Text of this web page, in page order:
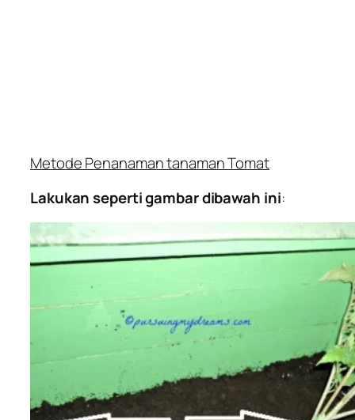
Metode Penanaman tanaman Tomat
Lakukan seperti gambar dibawah ini: